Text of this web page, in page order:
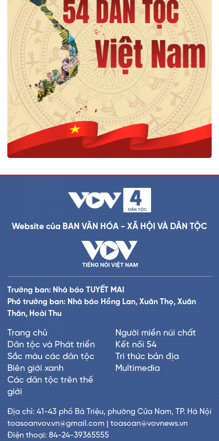
Website của BAN VĂN HÓA - XÃ HỘI VÀ DÂN TỘC
Trưởng ban: Nhà báo TUYẾT MAI
Phó trưởng ban: Nhà báo Hồng Lan, Xuân Thọ, Xuân
Thân, Hoài Thu
Trang chủ
Dân tộc và Phát triển
Sắc màu các dân tộc
Biên giới xanh
Các dân tộc trên thế
giới
Người miền núi chất
Kết nối 54
Tri thức bản địa
Multimedia
Địa chỉ: 41-43 phố Bà Triệu, phường Cửa Nam, TP. Hà Nội
toasoanvov.vn@gmail.com | toasoan@vovnews.vn
Điện thoại: 84-24-39365555